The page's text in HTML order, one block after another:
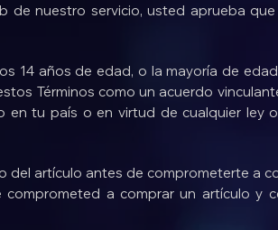
de nuestro servicio, usted aprueba que
14 años de edad, o la mayoría de
Términos como un acuerdo
tu país o en virtud de cualquier ley
del artículo antes de comprometerte a
a comprar un artículo y